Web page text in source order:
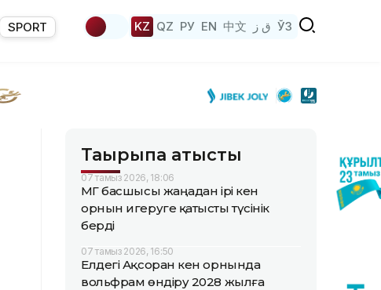
SPORT KZ QZ РУ EN 中文 ق ز ЎЗ
Тақырыпқа қатысты
07 тамыз 2026, 18:06
ҚМГ басшысы жаңадан ірі кен
орнын игеруге қатысты түсінік
берді
07 тамыз 2026, 16:50
Елдегі Ақсоран кен орнында
вольфрам өндіру 2028 жылға